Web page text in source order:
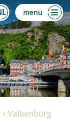
menu
Valkenburg